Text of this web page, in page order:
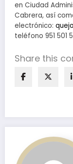
en Ciudad
Cabrera, así
electrónico:
teléfono 951 501
Share this